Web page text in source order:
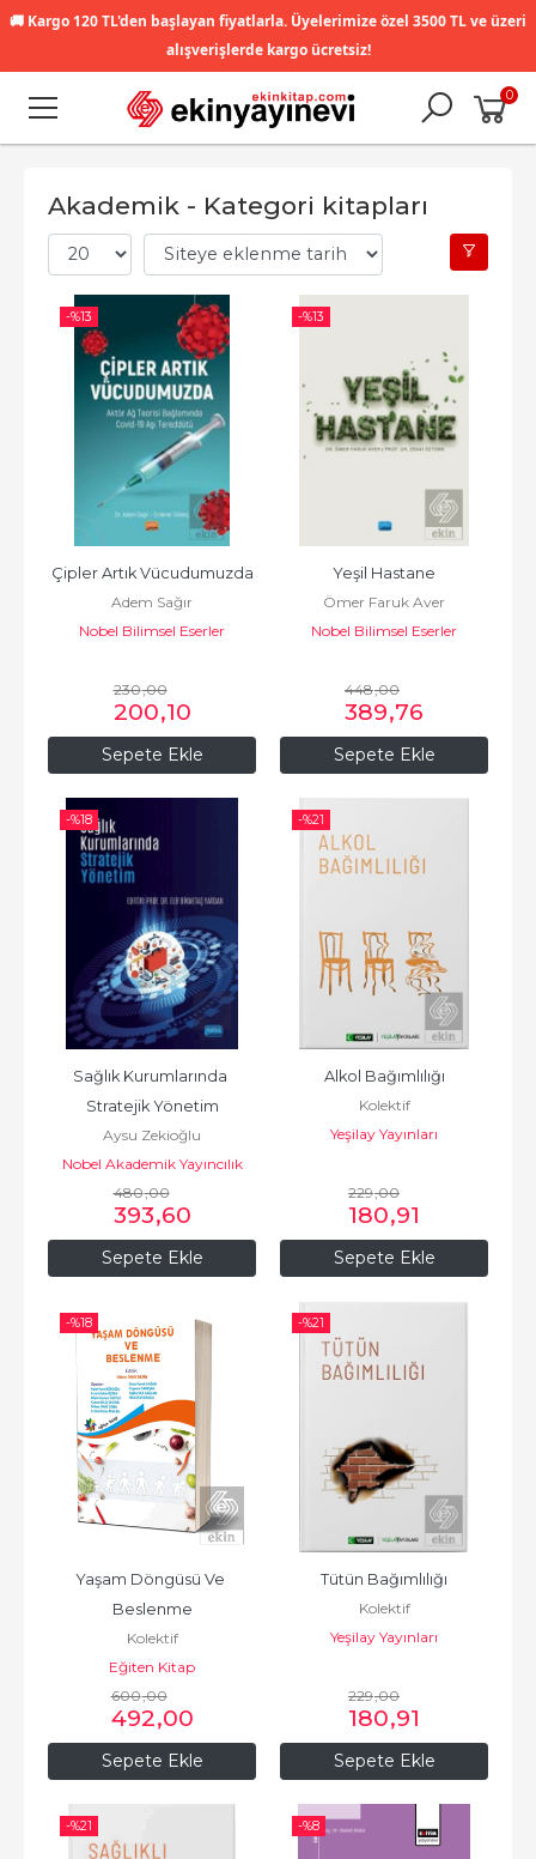
🚚 Kargo 120 TL'den başlayan fiyatlarla. Üyelerimize özel 3500 TL ve üzeri
alışverişlerde kargo ücretsiz!
0
Akademik - Kategori kitapları
-%13
Sepete Ekle
Çipler Artık Vücudumuzda
Adem Sağır
Nobel Bilimsel Eserler
230,00
200,10
-%13
Sepete Ekle
Yeşil Hastane
Ömer Faruk Aver
Nobel Bilimsel Eserler
448,00
389,76
-%18
Sepete Ekle
Sağlık Kurumlarında
Stratejik Yönetim
Aysu Zekioğlu
Nobel Akademik Yayıncılık
480,00
393,60
-%21
Sepete Ekle
Alkol Bağımlılığı
Kolektif
Yeşilay Yayınları
229,00
180,91
-%18
Sepete Ekle
Yaşam Döngüsü Ve
Beslenme
Kolektif
Eğiten Kitap
600,00
492,00
-%21
Sepete Ekle
Tütün Bağımlılığı
Kolektif
Yeşilay Yayınları
229,00
180,91
-%21 -%8